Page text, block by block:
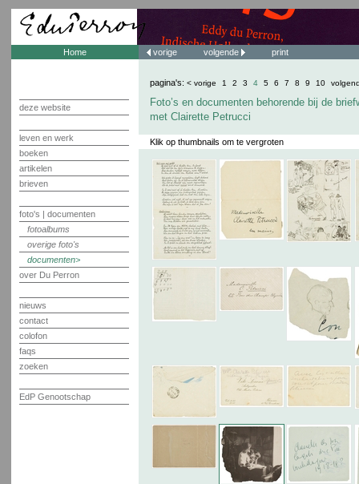
Home
deze website
leven en werk
boeken
artikelen
brieven
foto's | documenten
fotoalbums
overige foto's
documenten
over Du Perron
nieuws
contact
colofon
faqs
zoeken
EdP Genootschap
vorige volgende print
pagina's: < vorige 1 2 3 4 5 6 7 8 9 10
Foto’s en documenten behorende bij de
met Clairette Petrucci
Klik op thumbnails om te vergroten